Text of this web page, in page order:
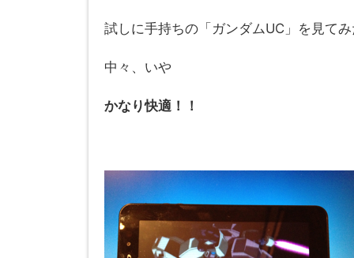
試しに手持ちの「ガンダムUC」を見て
中々、いや
かなり快適！！